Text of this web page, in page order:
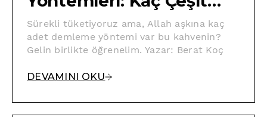
Var?
Sürekli tüketiyoruz ama, Allah aşkına kaç
adet demleme yöntemi var bu kahvenin?
Gelin birlikte öğrenelim. Yazar: Berat Koç
DEVAMINI OKU